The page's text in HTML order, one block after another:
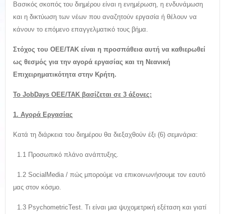
Βασικός σκοπός του διημέρου είναι η ενημέρωση, η ενδυνάμωση
και η δικτύωση των νέων που αναζητούν εργασία ή θέλουν να
κάνουν το επόμενο επαγγελματικό τους βήμα.
Στόχος του ΟΕΕ/ΤΑΚ είναι η προσπάθεια αυτή να καθιερωθεί
ως θεσμός για την αγορά εργασίας και τη Νεανική
Επιχειρηματικότητα στην Κρήτη.
Το JobDays OEE/TAK βασίζεται σε 3 άξονες:
1. Αγορά Εργασίας
Κατά τη διάρκεια του διημέρου θα διεξαχθούν έξι (6) σεμινάρια:
1.1 Προσωπικό πλάνο ανάπτυξης.
1.2 SocialMedia / πώς μπορούμε να επικοινωνήσουμε τον εαυτό
μας στον κόσμο.
1.3 PsychometricTest. Τι είναι μια ψυχομετρική εξέταση και γιατί